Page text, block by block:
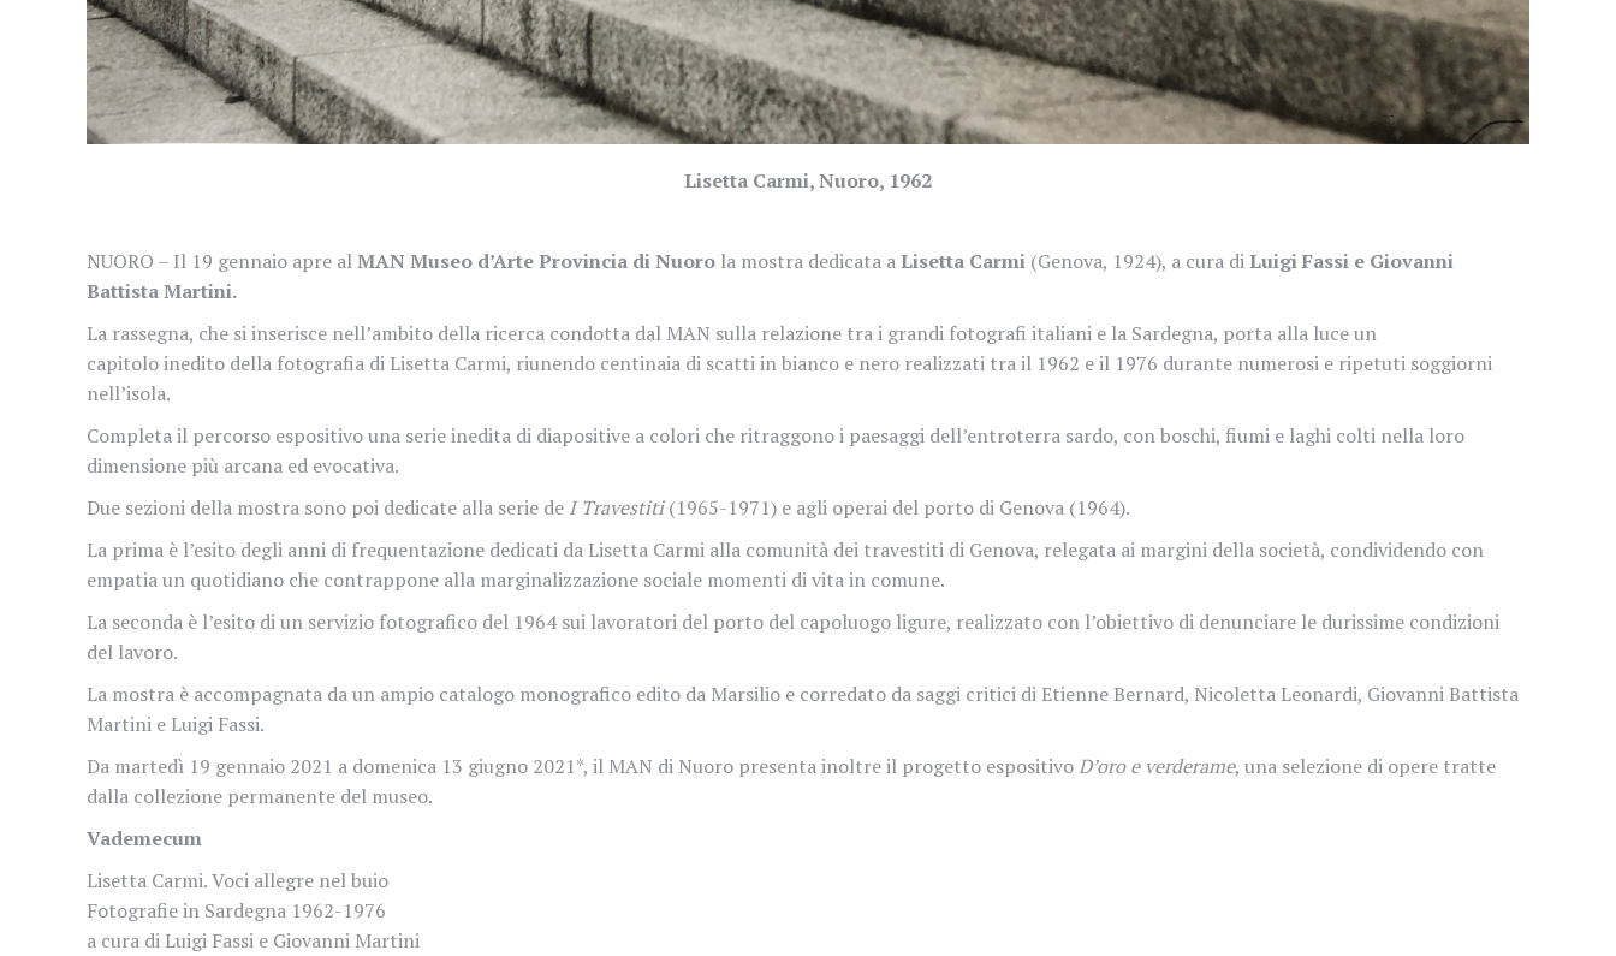
Lisetta Carmi, Nuoro, 1962
NUORO – Il 19 gennaio apre alMAN Museo d’Arte Provincia di Nuoro la mostra dedicata aLisetta Carmi (Genova, 1924), a cura diLuigi Fassi e Giovanni
Battista Martini.
La rassegna, che si inserisce nell’ambito della ricerca condotta dal MAN sulla relazione tra i grandi fotografi italiani e la Sardegna, porta alla luce un
capitoloinedito della fotografia di Lisetta Carmi, riunendo centinaia di scatti in bianco e nero realizzati tra il 1962 e il 1976 durante numerosi e ripetuti soggiorni
nell’isola.
Completa il percorso espositivo una serie inedita di diapositive a colori che ritraggono i paesaggi dell’entroterra sardo, con boschi, fiumi e laghi colti nella loro
dimensione più arcana ed evocativa.
Due sezioni della mostra sono poi dedicate alla serie de I Travestiti(1965-1971) e agli operai del porto di Genova (1964).
La prima è l’esito degli anni di frequentazione dedicati da Lisetta Carmi alla comunità dei travestiti di Genova, relegata ai margini della società, condividendo con
empatia un quotidiano che contrappone alla marginalizzazione sociale momenti di vita in comune.
La seconda è l’esito di un servizio fotografico del 1964 sui lavoratori del porto del capoluogo ligure, realizzato con l’obiettivo di denunciare le durissime condizioni
del lavoro.
La mostra è accompagnata da un ampio catalogo monografico edito da Marsilio e corredato da saggi critici di Etienne Bernard, Nicoletta Leonardi, Giovanni Battista
Martini e Luigi Fassi.
Da martedì 19 gennaio 2021 a domenica 13 giugno 2021*, il MAN di Nuoro presenta inoltre il progetto espositivoD’oro e verderame, una selezione di opere tratte
dalla collezione permanente del museo.
Vademecum
Lisetta Carmi. Voci allegre nel buio
Fotografie in Sardegna 1962-1976
a cura di Luigi Fassi e Giovanni Martini